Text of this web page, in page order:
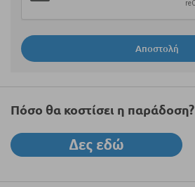
Αποστολή
Πόσο θα κοστίσει η παράδοση?